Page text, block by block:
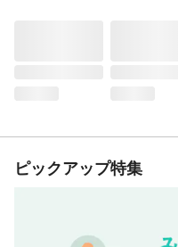
ピックアップ特集